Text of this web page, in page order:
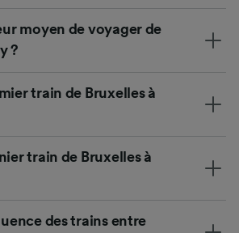
moyen de voyager de
?
train de Bruxelles à
train de Bruxelles à
des trains entre